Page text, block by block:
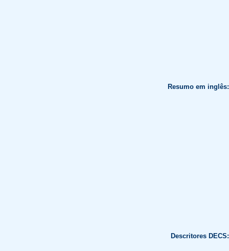
Resumo em inglês:
Descritores DECS: